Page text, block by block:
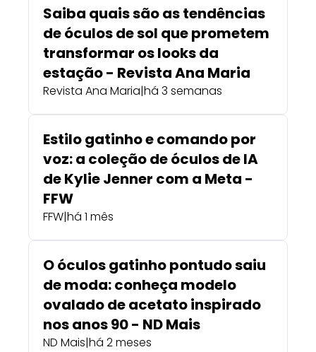
Saiba quais são as tendências
de óculos de sol que prometem
transformar os looks da
estação - Revista Ana Maria
Revista Ana Maria|há 3 semanas
Estilo gatinho e comando por
voz: a coleção de óculos de IA
de Kylie Jenner com a Meta -
FFW
FFW|há 1 mês
O óculos gatinho pontudo saiu
de moda: conheça modelo
ovalado de acetato inspirado
nos anos 90 - ND Mais
ND Mais|há 2 meses